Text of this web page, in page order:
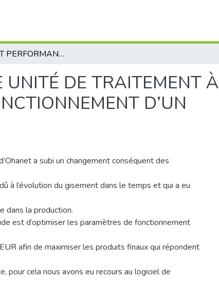
ÉTUDE ET PERFORMANCE D’UNE UNITÉ DE TRAITEMENT À TRAVERS L’OPTIMISATION DE FONCTIONNEMENT D’UN DÉBUTANISEUR
UNITÉ DE TRAITEMENT À
D’UN
a subi un changement conséquent des
à l’évolution du gisement dans le temps et qui a eu
dans la production.
est d’optimiser les paramètres de fonctionnement
afin de maximiser les produits finaux qui répondent
pour cela nous avons eu recours au logiciel de